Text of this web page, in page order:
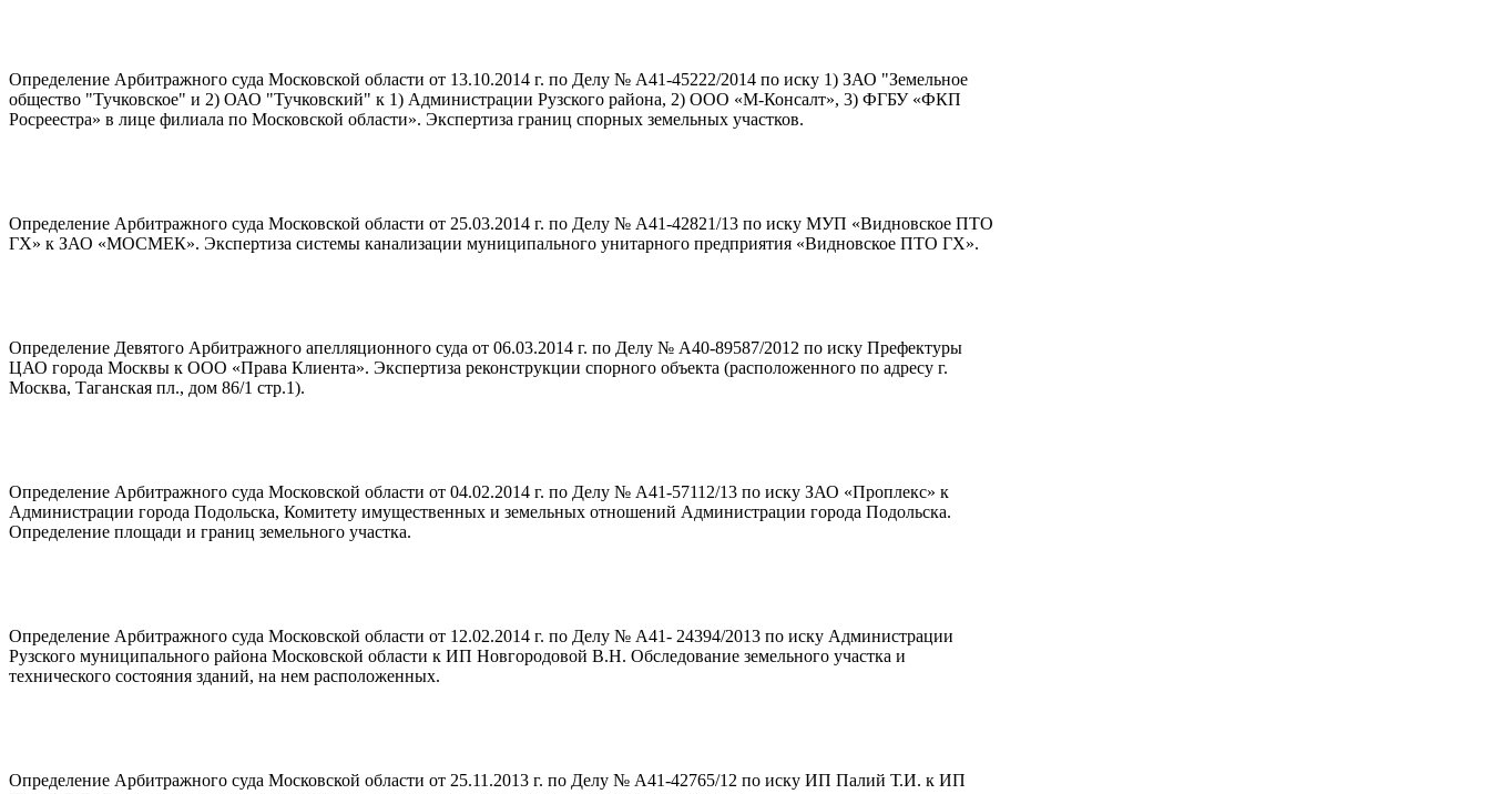
Определение Арбитражного суда Московской области от 13.10.2014 г. по Делу № А41-45222/2014 по иску 1) ЗАО "Земельное
общество "Тучковское" и 2) ОАО "Тучковский" к 1) Администрации Рузского района, 2) ООО «М-Консалт», 3) ФГБУ «ФКП
Росреестра» в лице филиала по Московской области». Экспертиза границ спорных земельных участков.
Определение Арбитражного суда Московской области от 25.03.2014 г. по Делу № А41-42821/13 по иску МУП «Видновское ПТО
ГХ» к ЗАО «МОСМЕК». Экспертиза системы канализации муниципального унитарного предприятия «Видновское ПТО ГХ».
Определение Девятого Арбитражного апелляционного суда от 06.03.2014 г. по Делу № А40-89587/2012 по иску Префектуры
ЦАО города Москвы к ООО «Права Клиента». Экспертиза реконструкции спорного объекта (расположенного по адресу г.
Москва, Таганская пл., дом 86/1 стр.1).
Определение Арбитражного суда Московской области от 04.02.2014 г. по Делу № А41-57112/13 по иску ЗАО «Проплекс» к
Администрации города Подольска, Комитету имущественных и земельных отношений Администрации города Подольска.
Определение площади и границ земельного участка.
Определение Арбитражного суда Московской области от 12.02.2014 г. по Делу № А41- 24394/2013 по иску Администрации
Рузского муниципального района Московской области к ИП Новгородовой В.Н. Обследование земельного участка и
технического состояния зданий, на нем расположенных.
Определение Арбитражного суда Московской области от 25.11.2013 г. по Делу № А41-42765/12 по иску ИП Палий Т.И. к ИП